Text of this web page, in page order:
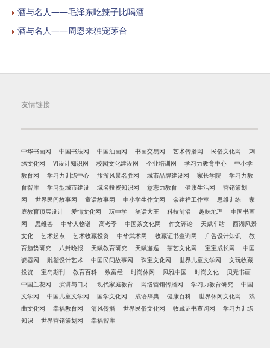
酒与名人——毛泽东吃辣子比喝酒
酒与名人——周恩来独宠茅台
友情链接
中华书画网 中国书法网 中国油画网 书画交易网 艺术传播网 民俗文化网
刺
绣文化网
VI设计知识网 校园文化建设网 企业培训网 学习力教育中心
中小学
教育网
学习力训练中心 旅游风景名胜网 城市品牌建设网 家长学院
学习力教
育智库
学习型城市建设 域名投资知识网 意志力教育 健康生活网
营销策划
网
世界民间故事网 童话故事网 中小学生作文网 余建祥工作室 思维训练
家
庭教育顶层设计
爱情文化网 玩中学 笑话大王 科技前沿 趣味地理
中国书画
网
思维谷 中华人物谱 高考季 中国茶文化网 作文评论 天赋车站
西湖风景
文化
艺术起点 艺术收藏投资 中华武术网 收藏证书查询网 广告设计知识
教
育趋势研究
八卦晚报 天赋教育研究 天赋邂逅 茶艺文化网 宝宝成长网
中国
瓷器网
雕塑设计艺术 中国民间故事网 珠宝文化网 世界儿童文学网
文玩收藏
投资
宝岛期刊 教育百科 致富经 时尚休闲 风雅中国 时尚文化
贝壳书画
中国兰花网
演讲与口才 现代家庭教育 网络营销传播网 学习力教育研究
中国
文学网
中国儿童文学网 国学文化网 成语辞典 健康百科 世界休闲文化网
戏
曲文化网
幸福教育网 清风传播 世界民俗文化网 收藏证书查询网
学习力训练
知识
世界营销策划网 幸福智库